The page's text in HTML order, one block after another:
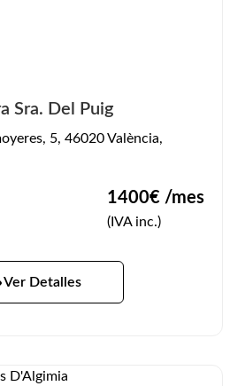
Sra. Del Puig
5, 46020 València,
1400€ /mes
(IVA inc.)
Ver Detalles